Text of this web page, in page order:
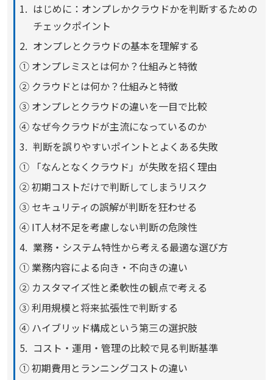
はじめに：オンプレかクラウドかを判断するための
チェックポイント
オンプレとクラウドの基本を理解する
① オンプレミスとは何か？仕組みと特徴
② クラウドとは何か？仕組みと特徴
③ オンプレとクラウドの違いを一目で比較
④ なぜ今クラウドが主流になっているのか
判断を誤りやすいポイントとよくある失敗
① 「なんとなくクラウド」が失敗を招く理由
② 初期コストだけで判断してしまうリスク
③ セキュリティの誤解が判断を狂わせる
④ IT人材不足を考慮しない判断の危険性
業務・システム特性から考える最適な選び方
① 業務内容による向き・不向きの違い
② カスタマイズ性と柔軟性の観点で考える
③ 利用規模と将来拡張性で判断する
④ ハイブリッド構成という第三の選択肢
コスト・運用・管理の比較で見る判断基準
① 初期費用とランニングコストの違い